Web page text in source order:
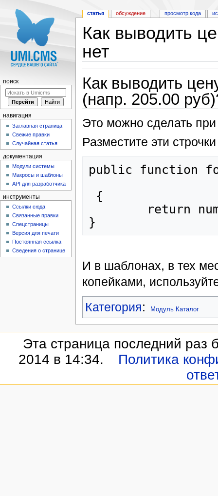
Как выводить
нет
Как выводить
(напр. 205.00
Это можно сделать
Разместите эти
public function
И в шаблонах, в тех
копейками,
Категория: Модуль Каталог
статья обсуждение просмотр кода
поиск
навигация
Заглавная страница
Свежие правки
Случайная статья
документация
Модули системы
Макросы и шаблоны
API для разработчика
инструменты
Ссылки сюда
Связанные правки
Спецстраницы
Версия для печати
Постоянная ссылка
Сведения о странице
Эта страница последний раз
2014 в 14:34.
Политика